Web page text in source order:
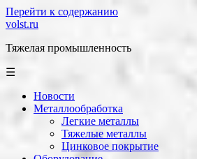
Перейти к содержанию
volst.ru
Тяжелая промышленность
☰
Новости
Металлообработка
Легкие металлы
Тяжелые металлы
Цинковое покрытие